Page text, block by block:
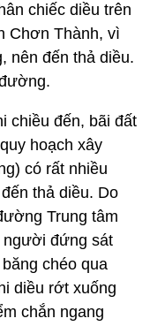
chiếc diều trên
Chơn Thành, vì
nên đến thả diều.
chiều đến, bãi đất
hoạch xây
có rất nhiều
thả diều. Do
Trung tâm
người đứng sát
chéo qua
diều rớt xuống
chắn ngang